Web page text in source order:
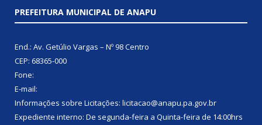
PREFEITURA MUNICIPAL DE ANAPU
End.: Av. Getúlio Vargas – Nº 98 Centro
CEP: 68365-000
Fone:
E-mail:
Informações sobre Licitações: licitacao@anapu.pa.gov.br
Expediente interno: De segunda-feira a Quinta-feira de 14:00hrs